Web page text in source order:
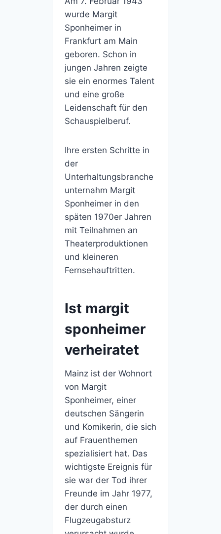
wurde Margit
Sponheimer in
Frankfurt am Main
geboren. Schon in
jungen Jahren zeigte
sie ein enormes Talent
und eine große
Leidenschaft für den
Schauspielberuf.
Ihre ersten Schritte in
der
Unterhaltungsbranche
unternahm Margit
Sponheimer in den
späten 1970er Jahren
mit Teilnahmen an
Theaterproduktionen
und kleineren
Fernsehauftritten.
Ist margit
sponheimer
verheiratet
Mainz ist der Wohnort
von Margit
Sponheimer, einer
deutschen Sängerin
und Komikerin, die sich
auf Frauenthemen
spezialisiert hat. Das
wichtigste Ereignis für
sie war der Tod ihrer
Freunde im Jahr 1977,
der durch einen
Flugzeugabsturz